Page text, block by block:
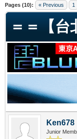
Pages (10): « Previous 1
＝＝【
Ken678
Junior